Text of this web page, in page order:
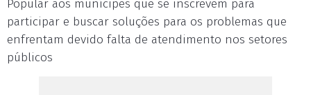
Popular aos munícipes que se inscrevem para
participar e buscar soluções para os problemas que
enfrentam devido falta de atendimento nos setores
públicos